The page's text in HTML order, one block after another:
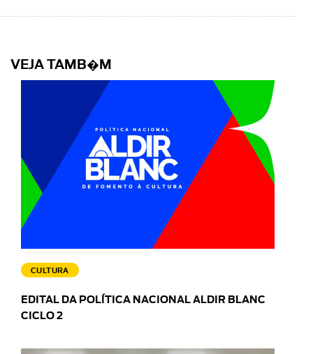
VEJA TAMB�M
CULTURA
EDITAL DA POLÍTICA NACIONAL ALDIR BLANC
CICLO 2